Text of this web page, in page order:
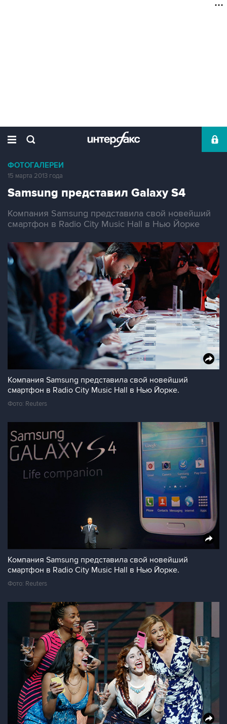
ФОТОГАЛЕРЕИ
15 марта 2013 года
Samsung представил Galaxy S4
Компания Samsung представила свой новейший
смартфон в Radio City Music Hall в Нью Йорке
Компания Samsung представила свой новейший
смартфон в Radio City Music Hall в Нью Йорке.
Фото: Reuters
Компания Samsung представила свой новейший
смартфон в Radio City Music Hall в Нью Йорке.
Фото: Reuters